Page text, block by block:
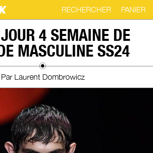
RECHERCHER PANIER
4 SEMAINE DE
MASCULINE SS24
Par Laurent Dombrowicz